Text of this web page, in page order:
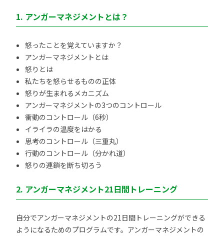
1. アンガーマネジメントとは？
怒ったことを覚えていますか？
アンガーマネジメントとは
怒りとは
私たちを怒らせるものの正体
怒りが生まれるメカニズム
アンガーマネジメントの3つのコントロール
衝動のコントロール（6秒）
イライラの温度をはかる
思考のコントロール（三重丸）
行動のコントロール（分かれ道）
怒りの連鎖を断ち切ろう
2. アンガーマネジメント21日間トレーニング
自分でアンガーマネジメントの21日間トレーニングができる
ようになるためのプログラムです。アンガーマネジメントの